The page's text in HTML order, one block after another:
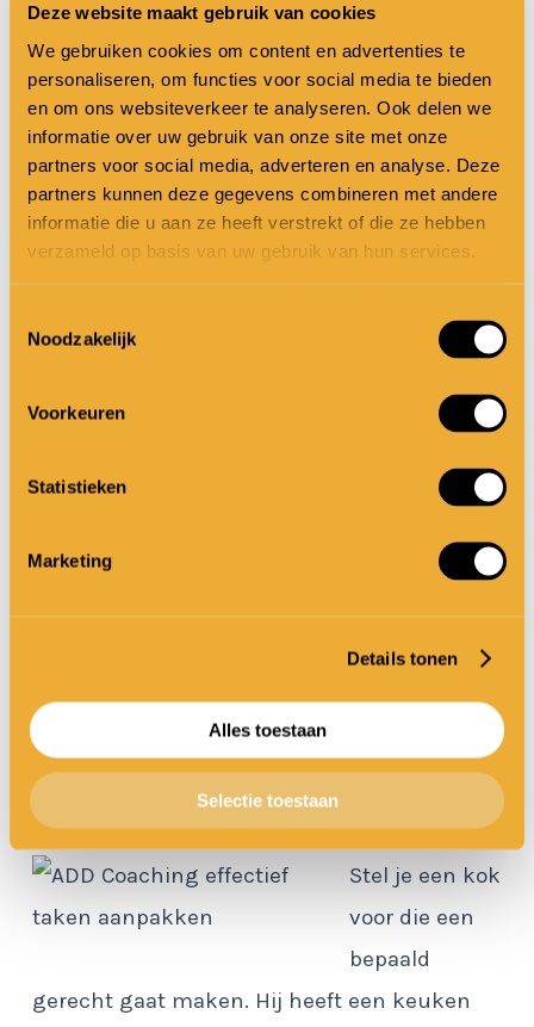
Deze website maakt gebruik van cookies
We gebruiken cookies om content en advertenties te
personaliseren, om functies voor social media te bieden
en om ons websiteverkeer te analyseren. Ook delen we
informatie over uw gebruik van onze site met onze
partners voor social media, adverteren en analyse. Deze
partners kunnen deze gegevens combineren met andere
informatie die u aan ze heeft verstrekt of die ze hebben
verzameld op basis van uw gebruik van hun services.
Noodzakelijk
Voorkeuren
Statistieken
Marketing
Details tonen
Alles toestaan
Selectie toestaan
(afschuwelijke titel; ) kwam ik deze uitleg
tegen over het disfunctioneren van de
executieve functies (die je zeker nodig hebt
bij bakken en koken) ondanks een hoge
intelligentie:
De tekortkomingen en beperkingen van de
executieve functies spelen een belangrijke
rol in het, foutief of onvoldoende, aansturen
zijn dat personen met ADD een hoge
hebben maar wel chronisch problemen met
het effectief aanpakken van taken. Je kunt
hen vergelijken met een ongeorganiseerde
kok die een maaltijd op tafel probeert te
zetten:
Effectief taken aanpakken
Stel je een kok
voor die een
bepaald
gerecht gaat maken. Hij heeft een keuken